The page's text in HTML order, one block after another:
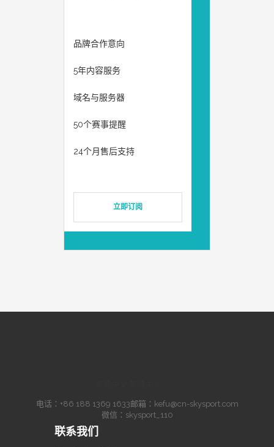
品牌合作意向
5年内容服务
域名与服务器
50个赛事提醒
24个月售后支持
立即订阅
电话： +86 188 1369 1633邮箱： kefu@cn-skysport.com
微信：skysport_110
联系我们